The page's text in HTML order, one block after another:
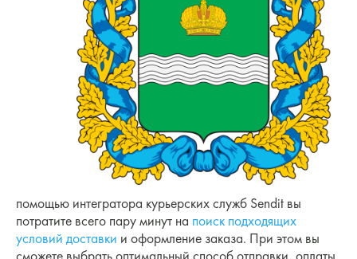
помощью интегратора курьерских служб Sendit вы
потратите всего пару минут на поиск подходящих
условий доставки и оформление заказа. При этом вы